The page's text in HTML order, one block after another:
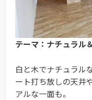
テーマ：ナチュラル
白と木でナチュラル
ート打ち放しの天井
アルな一面も。